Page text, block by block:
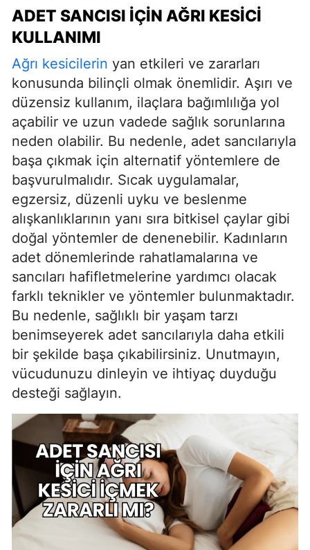
ADET SANCISI İÇIN AĞRI KESICI
KULLANIMI
Ağrı kesicilerin yan etkileri ve zararları
konusunda bilinçli olmak önemlidir. Aşırı ve
düzensiz kullanım, ilaçlara bağımlılığa yol
açabilir ve uzun vadede sağlık sorunlarına
neden olabilir. Bu nedenle, adet sancılarıyla
başa çıkmak için alternatif yöntemlere de
başvurulmalıdır. Sıcak uygulamalar,
egzersiz, düzenli uyku ve beslenme
alışkanlıklarının yanı sıra bitkisel çaylar gibi
doğal yöntemler de denenebilir. Kadınların
adet dönemlerinde rahatlamalarına ve
sancıları hafifletmelerine yardımcı olacak
farklı teknikler ve yöntemler bulunmaktadır.
Bu nedenle, sağlıklı bir yaşam tarzı
benimseyerek adet sancılarıyla daha etkili
bir şekilde başa çıkabilirsiniz. Unutmayın,
vücudunuzu dinleyin ve ihtiyaç duyduğu
desteği sağlayın.